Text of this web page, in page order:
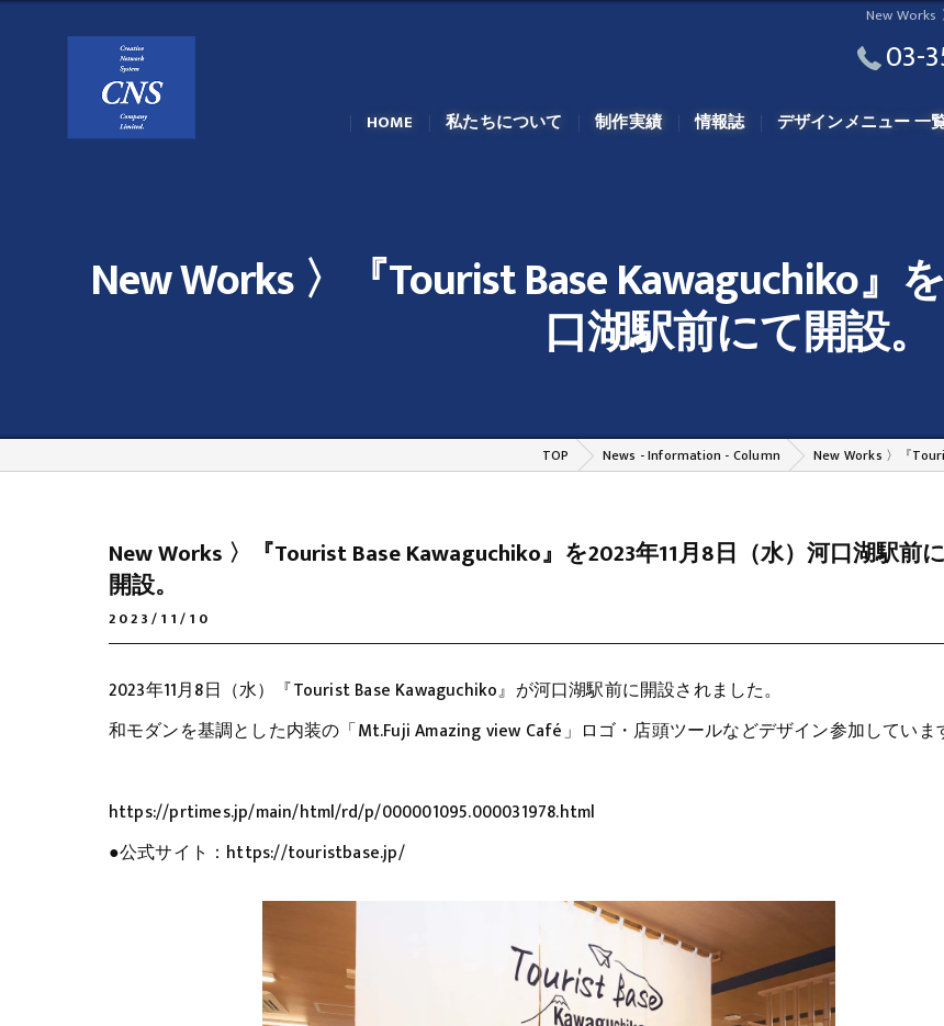
New Works
03-
HOME 私たちについて 制作実績 情報誌 デザインメニュー 一
New Works 〉『Tourist Base Kawaguchiko』
口湖駅前にて開設。
TOP News - Information - Column New Works 〉『
New Works 〉『Tourist Base Kawaguchiko』を2023年11月8日（水）河口湖駅前
開設。
2023/11/10
2023年11月8日（水）『Tourist Base Kawaguchiko』が河口湖駅前に開設されました。
和モダンを基調とした内装の「Mt.Fuji Amazing view Café」ロゴ・店頭ツールなどデザイン参加していま
https://prtimes.jp/main/html/rd/p/000001095.000031978.html
●公式サイト：https://touristbase.jp/